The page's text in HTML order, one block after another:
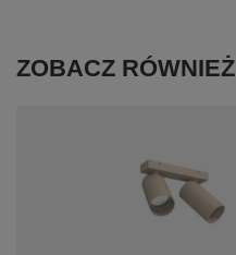
ZOBACZ RÓWNIEŻ